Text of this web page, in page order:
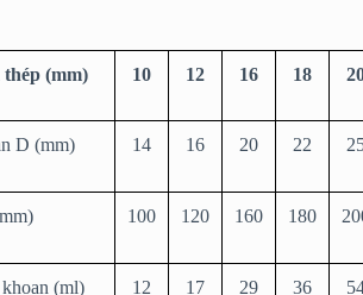
(mm) 10 12 16 18
D (mm) 14 16 20 22
100 120 160 180
(ml) 12 17 29 36